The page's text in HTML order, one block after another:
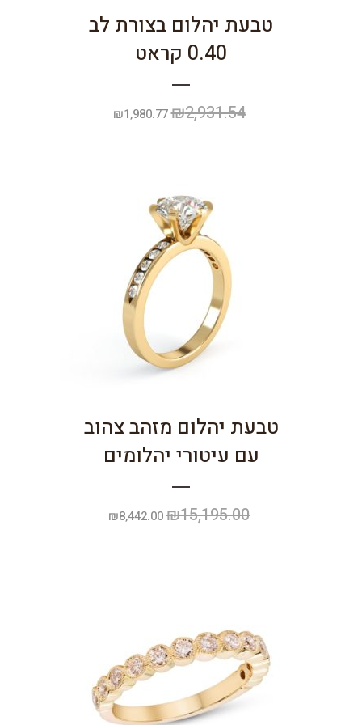
טבעת יהלום בצורת לב
0.40 קראט
₪2,931.54
המחיר
₪1,980.77
טבעת יהלום מזהב צהוב
עם עיטורי יהלומים
₪15,195.00
המחיר
₪8,442.00